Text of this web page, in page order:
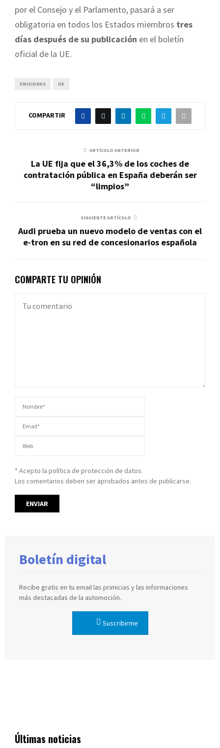
por el Consejo y el Parlamento, pasará a ser
obligatoria en todos los Estados miembros tres
días después de su publicación en el boletín
oficial de la UE.
EMISIONES UE
COMPARTIR
ARTÍCULO ANTERIOR
La UE fija que el 36,3% de los coches de
contratación pública en España deberán ser
“limpios”
SIGUIENTE ARTÍCULO
Audi prueba un nuevo modelo de ventas con el
e-tron en su red de concesionarios española
COMPARTE TU OPINIÓN
* Acepto la política de protección de datos.
Los comentarios deben ser aprobados antes de publicarse.
Boletín digital
Recibe gratis en tu email las primicias y las informaciones
más destacadas de la automoción.
Suscribirme
Últimas noticias